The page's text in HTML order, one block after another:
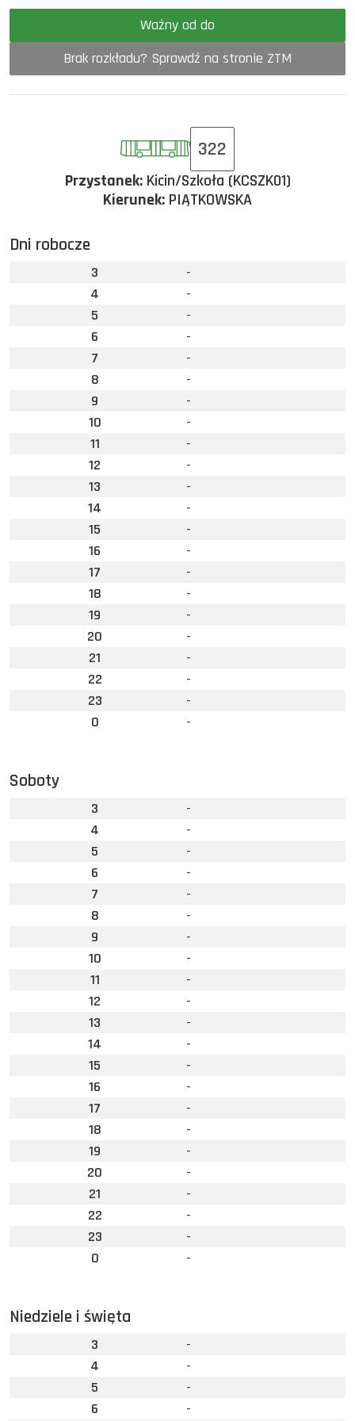
Ważny od do
Brak rozkładu? Sprawdź na stronie ZTM
322
Przystanek:Kicin/Szkoła (KCSZK01)
Kierunek: PIĄTKOWSKA
Dni robocze
3
-
4
-
5
-
6
-
7
-
8
-
9
-
10
-
11
-
12
-
13
-
14
-
15
-
16
-
17
-
18
-
19
-
20
-
21
-
22
-
23
-
0
-
Soboty
3
-
4
-
5
-
6
-
7
-
8
-
9
-
10
-
11
-
12
-
13
-
14
-
15
-
16
-
17
-
18
-
19
-
20
-
21
-
22
-
23
-
0
-
Niedziele i święta
3
-
4
-
5
-
6
-